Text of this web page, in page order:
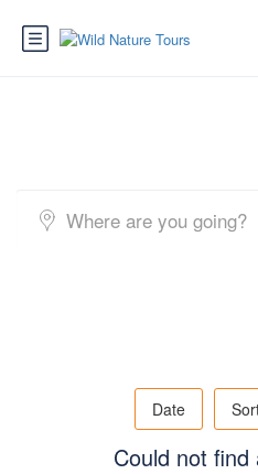
Date
Could not